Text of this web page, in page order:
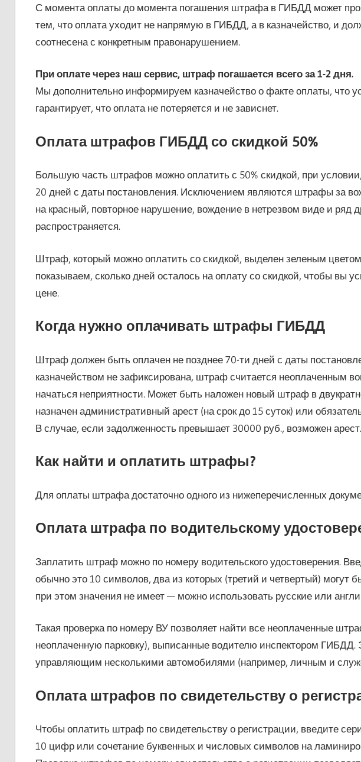
С момента оплаты до момента погашения штрафа в ГИБДД может
тем, что оплата уходит не напрямую в ГИБДД, а в казначейство, и
соотнесена с конкретным правонарушением.
При оплате через наш сервис, штраф погашается всего за 1-2 дня.
Мы дополнительно информируем казначейство о факте оплаты, что
гарантирует, что оплата не потеряется и не зависнет.
Оплата штрафов ГИБДД со скидкой 50%
Большую часть штрафов можно оплатить с 50% скидкой, при
20 дней с даты постановления. Исключением являются штрафы за
на красный, повторное нарушение, вождение в нетрезвом виде и ряд
распространяется.
Штраф, который можно оплатить со скидкой, выделен зеленым
показываем, сколько дней осталось на оплату со скидкой, чтобы вы
цене.
Когда нужно оплачивать штрафы ГИБДД
Штраф должен быть оплачен не позднее 70-ти дней с даты
казначейством не зафиксирована, штраф считается неоплаченным
начаться неприятности. Может быть наложен новый штраф в
назначен административный арест (на срок до 15 суток) или
В случае, если задолженность превышает 30000 руб., возможен арест.
Как найти и оплатить штрафы?
Для оплаты штрафа достаточно одного из нижеперечисленных
Оплата штрафа по водительскому
Заплатить штраф можно по номеру водительского удостоверения.
обычно это 10 символов, два из которых (третий и четвертый) могут
при этом значения не имеет — можно использовать русские или
Такая проверка по номеру ВУ позволяет найти все неоплаченные
неоплаченную парковку), выписанные водителю инспектором ГИБДД.
управляющим несколькими автомобилями (например, личным и
Оплата штрафов по свидетельству о
Чтобы оплатить штраф по свидетельству о регистрации, введите
10 цифр или сочетание буквенных и числовых символов на